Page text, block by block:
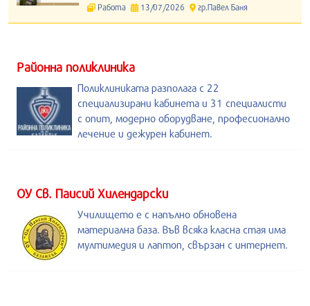
Работа 13/07/2026 гр.Павел Баня
Районна поликлиника
Поликлиниката разполага с 22
специализирани кабинета и 31 специалисти
с опит, модерно оборудване, професионално
лечение и дежурен кабинет.
ОУ Св. Паисий Хилендарски
Училището е с напълно обновена
материална база. Във всяка класна стая има
мултимедия и лаптоп, свързан с интернет.